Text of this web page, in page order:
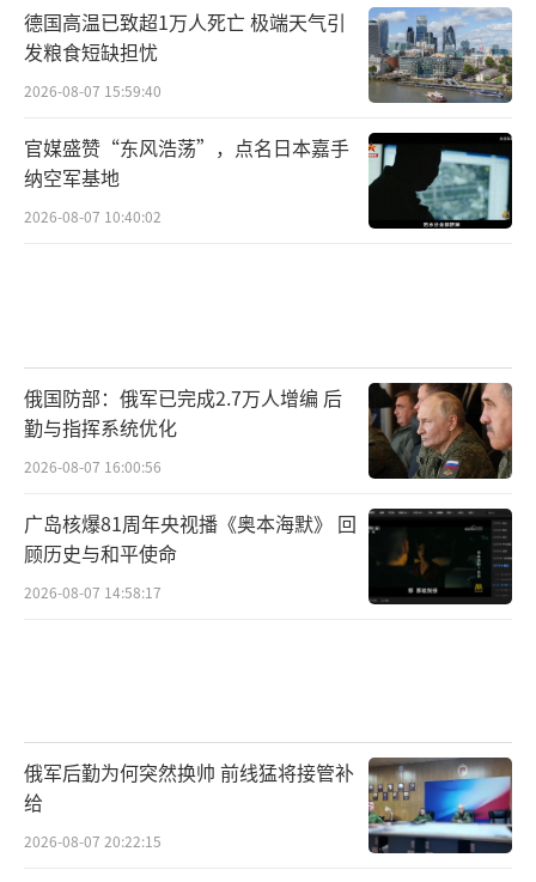
德国高温已致超1万人死亡 极端天气引
发粮食短缺担忧
2026-08-07 15:59:40
官媒盛赞“东风浩荡”，点名日本嘉手
纳空军基地
2026-08-07 10:40:02
俄国防部：俄军已完成2.7万人增编 后
勤与指挥系统优化
2026-08-07 16:00:56
广岛核爆81周年央视播《奥本海默》 回
顾历史与和平使命
2026-08-07 14:58:17
俄军后勤为何突然换帅 前线猛将接管补
给
2026-08-07 20:22:15